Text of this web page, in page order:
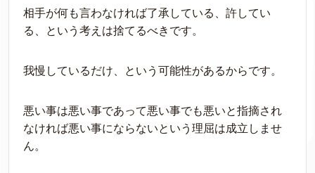
相手が何も言わなければ了承している、許してい
る、という考えは捨てるべきです。
我慢しているだけ、という可能性があるからです。
悪い事は悪い事であって悪い事でも悪いと指摘され
なければ悪い事にならないという理屈は成立しませ
ん。